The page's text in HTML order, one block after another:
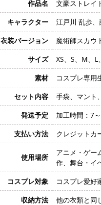
作品名
文豪ストレイ
キャラクター
江戸川 乱歩
衣装バージョン
魔術師スカウ
サイズ
XS、S、M、L
素材
コスプレ専用
セット内容
手袋、マント
発送予定
加工時間：7
支払い方法
クレジットカ
使用場所
アニメ・ゲー
作、舞台・イ
コスプレ対象
コスプレ愛好
収納方法
他の衣類と同